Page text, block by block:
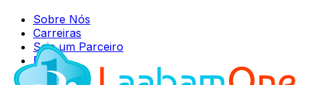
Sobre Nós
Carreiras
Seja um Parceiro
Blog
Contato